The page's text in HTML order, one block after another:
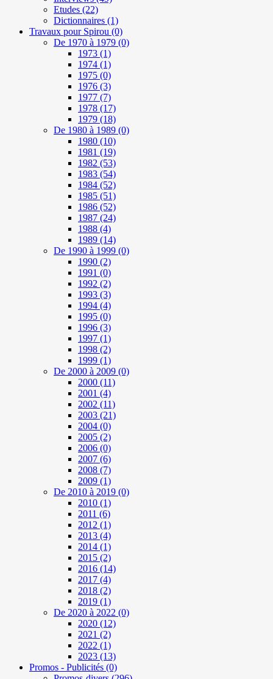
Etudes (22)
Dictionnaires (1)
Travaux pour Spirou (0)
De 1970 à 1979 (0)
1973 (1)
1974 (1)
1975 (0)
1976 (3)
1977 (7)
1978 (17)
1979 (18)
De 1980 à 1989 (0)
1980 (10)
1981 (19)
1982 (53)
1983 (54)
1984 (52)
1985 (51)
1986 (52)
1987 (24)
1988 (4)
1989 (14)
De 1990 à 1999 (0)
1990 (2)
1991 (0)
1992 (2)
1993 (3)
1994 (4)
1995 (0)
1996 (3)
1997 (1)
1998 (2)
1999 (1)
De 2000 à 2009 (0)
2000 (11)
2001 (4)
2002 (11)
2003 (21)
2004 (0)
2005 (2)
2006 (0)
2007 (6)
2008 (7)
2009 (1)
De 2010 à 2019 (0)
2010 (1)
2011 (6)
2012 (1)
2013 (4)
2014 (1)
2015 (2)
2016 (14)
2017 (4)
2018 (2)
2019 (1)
De 2020 à 2022 (0)
2020 (12)
2021 (2)
2022 (1)
2023 (13)
Promos - Publicités (0)